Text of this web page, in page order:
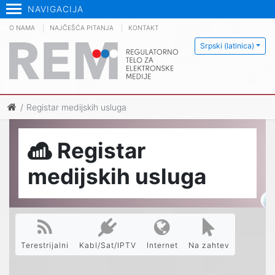
NAVIGACIJA
Srpski (latinica)
O NAMA NAJČEŠĆA PITANJA KONTAKT
Registar medijskih usluga
Registar
medijskih usluga
Terestrijalni Kabl/Sat/IPTV Internet Na zahtev